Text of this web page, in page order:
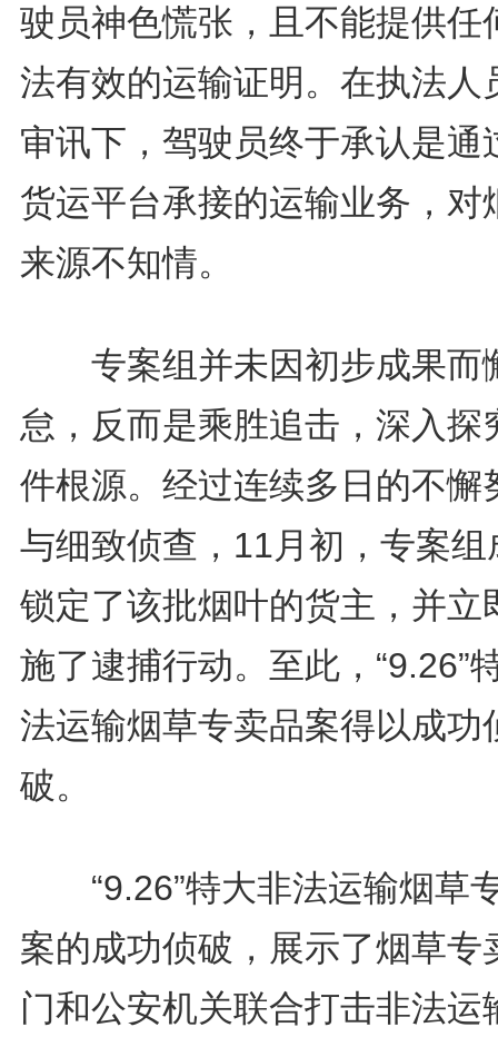
驶员神色慌张，且不能提供任
法有效的运输证明。在执法人
审讯下，驾驶员终于承认是通
货运平台承接的运输业务，对
来源不知情。
专案组并未因初步成果而
怠，反而是乘胜追击，深入探
件根源。经过连续多日的不懈
与细致侦查，11月初，专案组
锁定了该批烟叶的货主，并立
施了逮捕行动。至此，“9.26”
法运输烟草专卖品案得以成功
破。
“9.26”特大非法运输烟草
案的成功侦破，展示了烟草专
门和公安机关联合打击非法运